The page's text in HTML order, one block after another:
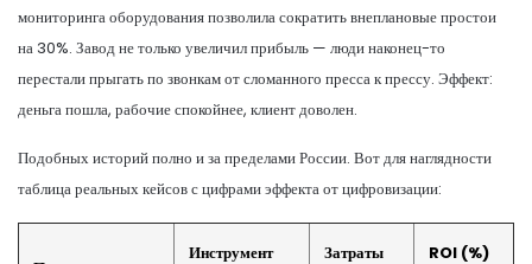
мониторинга оборудования позволила сократить внеплановые простои
на 30%. Завод не только увеличил прибыль — люди наконец-то
перестали прыгать по звонкам от сломанного пресса к прессу. Эффект:
деньга пошла, рабочие спокойнее, клиент доволен.
Подобных историй полно и за пределами России. Вот для наглядности
таблица реальных кейсов с цифрами эффекта от цифровизации:
Инструмент Затраты ROI (%)